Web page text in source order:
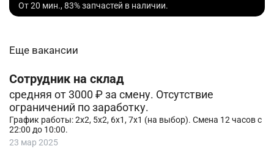
От 20 мин., 83% запчастей в наличии.
Еще вакансии
Сотрудник на склад
средняя от 3000 ₽ за смену. Отсутствие
ограничений по заработку.
График работы: 2х2, 5х2, 6х1, 7х1 (на выбор). Смена 12 часов с
22:00 до 10:00.
23 мар 2025